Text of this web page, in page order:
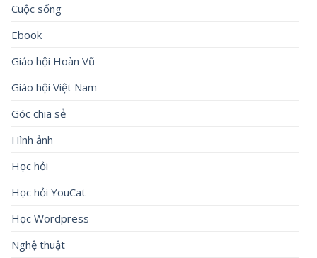
Cuộc sống
Ebook
Giáo hội Hoàn Vũ
Giáo hội Việt Nam
Góc chia sẻ
Hình ảnh
Học hỏi
Học hỏi YouCat
Học Wordpress
Nghệ thuật